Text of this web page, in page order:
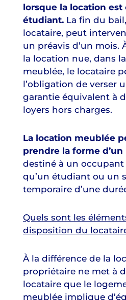
lorsque la location est
étudiant. La fin du
locataire, peut
un préavis d’un mois.
la location nue, dans
meublée, le locataire
l’obligation de verser
garantie équivalent à
loyers hors charges.
La location meublée
prendre la forme
destiné à un
qu’un étudiant ou un
temporaire d’une
Quels sont les
disposition du
À la différence de la
propriétaire ne met à
locataire que le
meublée implique